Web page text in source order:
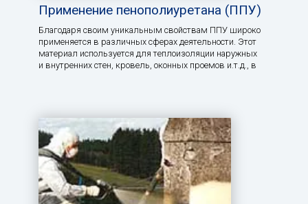
Применение пенополиуретана (ППУ)
Благодаря своим уникальным свойствам ППУ широко
применяется в различных сферах деятельности. Этот
материал используется для теплоизоляции наружных
и внутренних стен, кровель, оконных проемов и.т.д., в